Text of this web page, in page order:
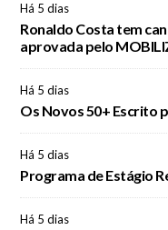
Há 5 dias
Ronaldo Costa tem
aprovada pelo
Há 5 dias
Os Novos 50+ Escrito
Há 5 dias
Programa de Estágio
Há 5 dias